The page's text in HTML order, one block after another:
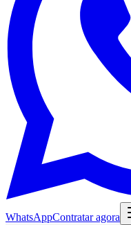
WhatsAppContratar agora